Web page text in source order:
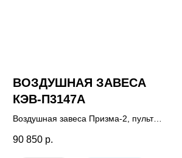
ВОЗДУШНАЯ ЗАВЕСА
КЭВ-П3147A
Воздушная завеса Призма-2, пульт
90 850 р.